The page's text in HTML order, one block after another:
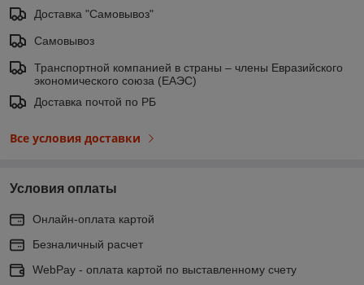
Доставка "Самовывоз"
Самовывоз
Транспортной компанией в страны – члены Евразийского
экономического союза (ЕАЭС)
Доставка почтой по РБ
Все условия доставки
Условия оплаты
Онлайн-оплата картой
Безналичный расчет
WebPay - оплата картой по выставленному счету